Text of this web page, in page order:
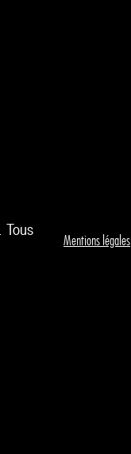
Tous
Mentions légales